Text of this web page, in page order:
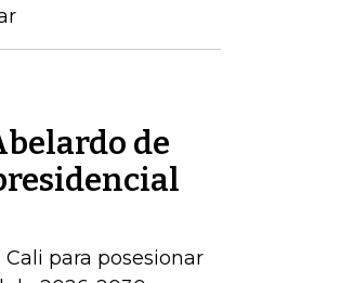
de
para posesionar